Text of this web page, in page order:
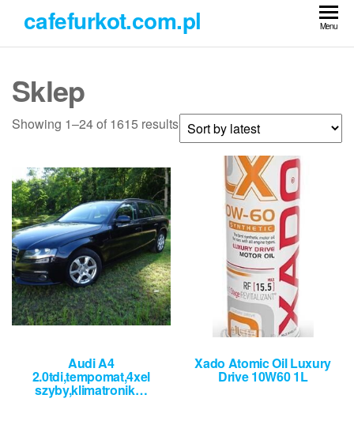
treści
cafefurkot.com.pl Menu
Sklep
Showing 1–24 of 1615 results
Audi A4
2.0tdi,tempomat,4xel
szyby,klimatronik…
Xado Atomic Oil Luxury
Drive 10W60 1L